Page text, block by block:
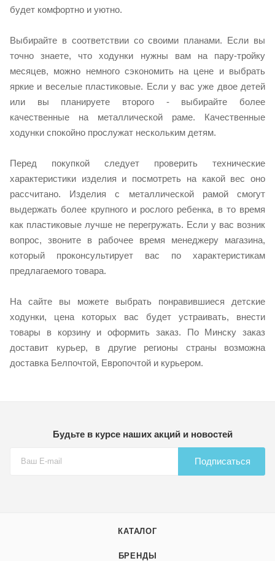
будет комфортно и уютно.
Выбирайте в соответствии со своими планами. Если вы
точно знаете, что ходунки нужны вам на пару-тройку
месяцев, можно немного сэкономить на цене и выбрать
яркие и веселые пластиковые. Если у вас уже двое детей
или вы планируете второго - выбирайте более
качественные на металлической раме. Качественные
ходунки спокойно прослужат нескольким детям.
Перед покупкой следует проверить технические
характеристики изделия и посмотреть на какой вес оно
рассчитано. Изделия с металлической рамой смогут
выдержать более крупного и рослого ребенка, в то время
как пластиковые лучше не перегружать. Если у вас возник
вопрос, звоните в рабочее время менеджеру магазина,
который проконсультирует вас по характеристикам
предлагаемого товара.
На сайте вы можете выбрать понравившиеся детские
ходунки, цена которых вас будет устраивать, внести
товары в корзину и оформить заказ. По Минску заказ
доставит курьер, в другие регионы страны возможна
доставка Белпочтой, Европочтой и курьером.
Будьте в курсе наших акций и новостей
Подписаться
КАТАЛОГ
БРЕНДЫ